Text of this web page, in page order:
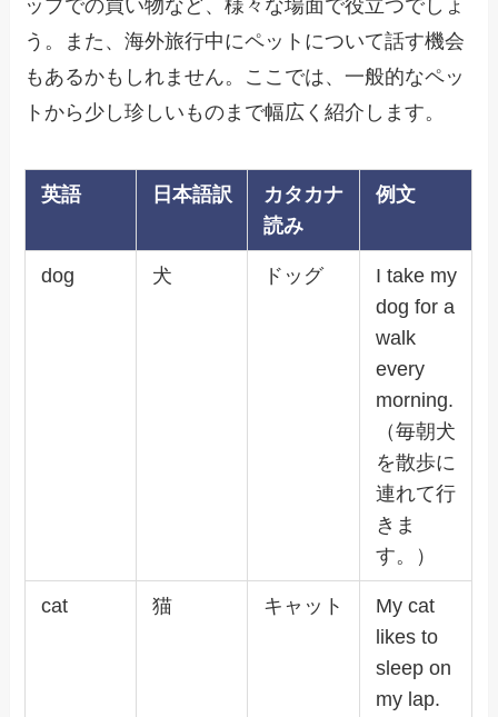
ップでの買い物など、様々な場面で役立つでしょ
う。また、海外旅行中にペットについて話す機会
もあるかもしれません。ここでは、一般的なペッ
トから少し珍しいものまで幅広く紹介します。
英語 日本語訳
カタカナ
読み
例文
dog 犬 ドッグ
I take my
dog for a
walk
every
morning.
（毎朝犬
を散歩に
連れて行
きま
す。）
cat 猫 キャット
My cat
likes to
sleep on
my lap.